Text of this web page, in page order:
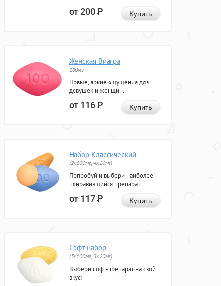
от 200Р Купить
Женская Виагра
100мг
Новые, яркие ощущения для
девушек и женщин.
от 116Р Купить
Набор Классический
(2x100мг, 4x20мг)
Попробуй и выбери наиболее
понравившийся препарат.
от 117Р Купить
Софт набор
(3x100мг, 3x20мг)
Выбери софт-препарат на свой
вкус!